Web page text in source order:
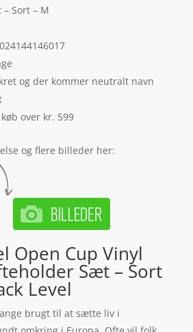
Sort – M
og der kommer neutralt navn
over kr. 599
og flere billeder her:
Open Cup Vinyl
Sæt – Sort
Level
brugt til at sætte liv i